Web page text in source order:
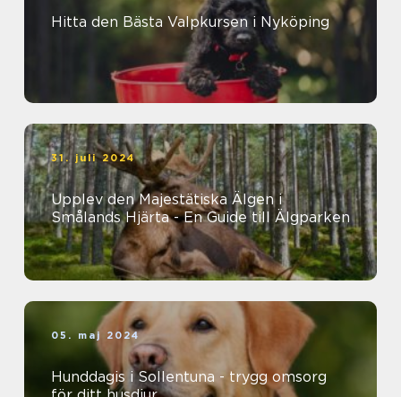
Hitta den Bästa Valpkursen i Nyköping
31. juli 2024
Upplev den Majestätiska Älgen i
Smålands Hjärta - En Guide till Älgparken
05. maj 2024
Hunddagis i Sollentuna - trygg omsorg